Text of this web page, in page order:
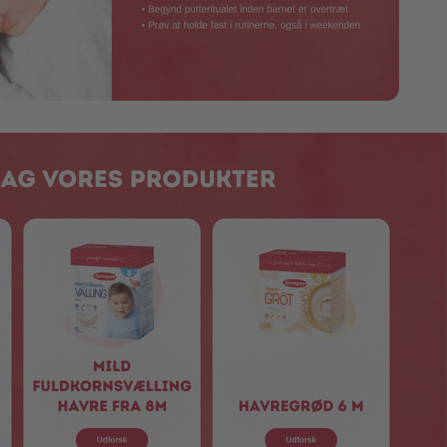
• Begynd putteritualet inden barnet er overtræt
• Prøv at holde fast i rutinerne, også i weekenden
vores produkter
Mild
fuldkornsvælling
havre fra 8m
Udforsk
Havregrød 6 m
Udforsk